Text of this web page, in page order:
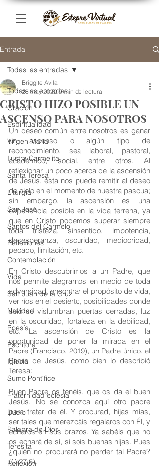
Entrada
Todas las entradas
Oración
Espiritualidad
Virgen María
Ilustra Carmelita
Santa Teresa
Liturgia
San José
Santos del Carmelo
Reflexiones
Contemplación
Vida
San Juan de la Cruz
Navidad
Poesía
Escritora
Iglesia
Sumo Pontífice
Fraternidad eclesial
Duelo
Palabra de Dios
Teresita
Reflexión
Todas las entradas
CRISTO HIZO POSIBLE UN
ASCENSO PARA NOSOTROS
Briggite Avila
28 may 2022 9 min de lectura
Un deseo común entre nosotros es ganar
un ascenso o algún tipo de
reconocimiento, sea laboral, pastoral,
académico, social, entre otros. Al
reflexionar un poco acerca de la ascensión
de Jesús, ésta nos puede remitir al deseo
de cielo en el momento de nuestra pascua;
sin embargo, la ascensión es una
experiencia posible en la vida terrena, ya
que en Cristo podemos superar siempre
toda tristeza, sinsentido, impotencia,
desesperanza, oscuridad, mediocridad,
pecado, limitación, etc.
En Cristo descubrimos a un Padre, que
nos permite alegrarnos en medio de toda
adversidad, encontrar el propósito de vida,
ver ríos en el desierto, posibilidades donde
solo se vislumbran puertas cerradas, luz
en la oscuridad, fortaleza en la debilidad,
etc. La ascensión de Cristo es la
oportunidad de poner la mirada en el
Padre (Francisco, 2019), un Padre único, el
Padre de Jesús, como bien lo describió
Teresa:
Buen Padre os tenéis, que os da el buen
Jesús. No se conozca aquí otro padre
para tratar de él. Y procurad, hijas mías,
ser tales que merezcáis regalaros con Él, y
echaros en sus brazos. Ya sabéis que no
os echará de sí, si sois buenas hijas. Pues
¿quién no procurará no perder tal Padre?
(C.27,6).